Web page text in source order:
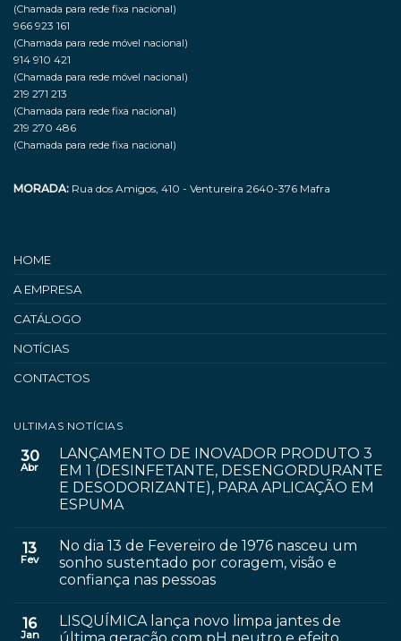
(Chamada para rede fixa nacional)
966 923 161
(Chamada para rede móvel nacional)
914 910 421
(Chamada para rede móvel nacional)
219 271 213
(Chamada para rede fixa nacional)
219 270 486
(Chamada para rede fixa nacional)
MORADA: Rua dos Amigos, 410 - Ventureira 2640-376 Mafra
HOME
A EMPRESA
CATÁLOGO
NOTÍCIAS
CONTACTOS
ULTIMAS NOTÍCIAS
30
Abr
LANÇAMENTO DE INOVADOR PRODUTO 3
EM 1 (DESINFETANTE, DESENGORDURANTE
E DESODORIZANTE), PARA APLICAÇÃO EM
ESPUMA
13
Fev
No dia 13 de Fevereiro de 1976 nasceu um
sonho sustentado por coragem, visão e
confiança nas pessoas
16
Jan
LISQUÍMICA lança novo limpa jantes de